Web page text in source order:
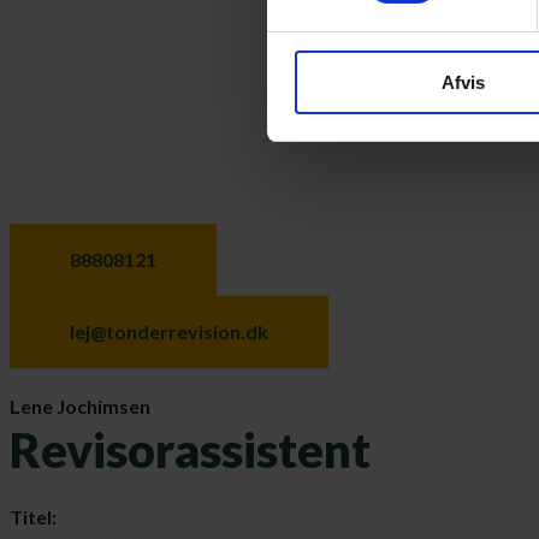
Afvis
88808121
lej@tonderrevision.dk
Lene Jochimsen
Revisorassistent
Titel: